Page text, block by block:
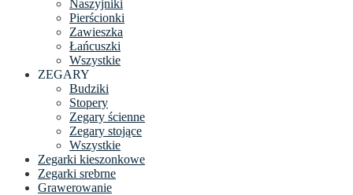
Naszyjniki
Pierścionki
Zawieszka
Łańcuszki
Wszystkie
ZEGARY
Budziki
Stopery
Zegary ścienne
Zegary stojące
Wszystkie
Zegarki kieszonkowe
Zegarki srebrne
Grawerowanie